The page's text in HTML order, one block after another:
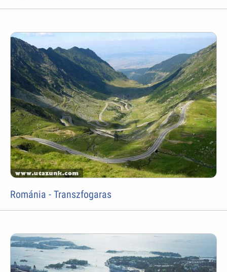
Románia - Transzfogaras